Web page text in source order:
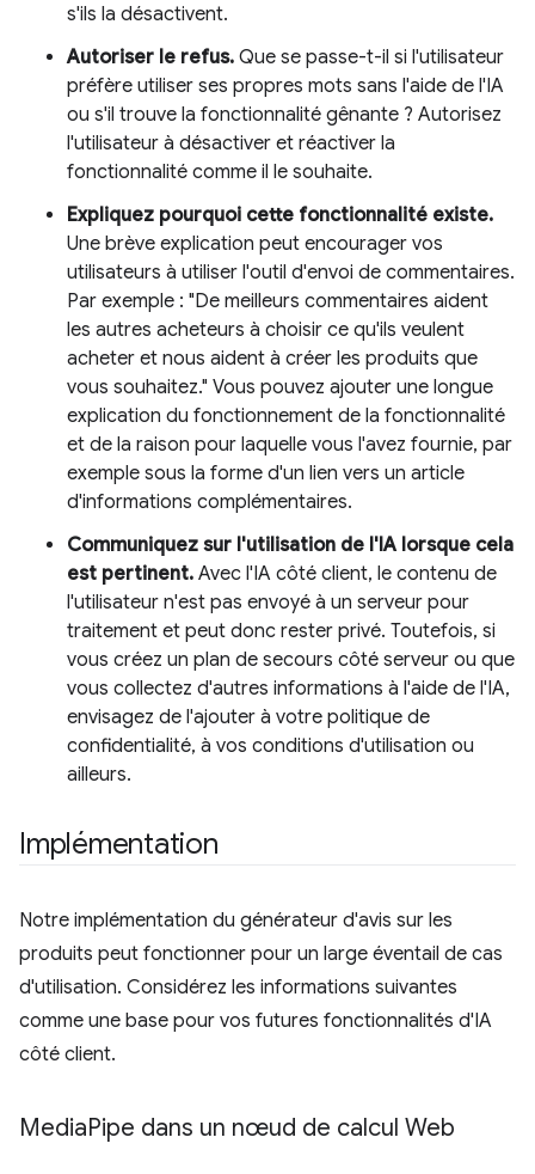
s'ils la désactivent.
Autoriser le refus. Que se passe-t-il si l'utilisateur
préfère utiliser ses propres mots sans l'aide de l'IA
ou s'il trouve la fonctionnalité gênante ? Autorisez
l'utilisateur à désactiver et réactiver la
fonctionnalité comme il le souhaite.
Expliquez pourquoi cette fonctionnalité existe.
Une brève explication peut encourager vos
utilisateurs à utiliser l'outil d'envoi de commentaires.
Par exemple : "De meilleurs commentaires aident
les autres acheteurs à choisir ce qu'ils veulent
acheter et nous aident à créer les produits que
vous souhaitez." Vous pouvez ajouter une longue
explication du fonctionnement de la fonctionnalité
et de la raison pour laquelle vous l'avez fournie, par
exemple sous la forme d'un lien vers un article
d'informations complémentaires.
Communiquez sur l'utilisation de l'IA lorsque cela
est pertinent. Avec l'IA côté client, le contenu de
l'utilisateur n'est pas envoyé à un serveur pour
traitement et peut donc rester privé. Toutefois, si
vous créez un plan de secours côté serveur ou que
vous collectez d'autres informations à l'aide de l'IA,
envisagez de l'ajouter à votre politique de
confidentialité, à vos conditions d'utilisation ou
ailleurs.
Implémentation
Notre implémentation du générateur d'avis sur les
produits peut fonctionner pour un large éventail de cas
d'utilisation. Considérez les informations suivantes
comme une base pour vos futures fonctionnalités d'IA
côté client.
MediaPipe dans un nœud de calcul Web